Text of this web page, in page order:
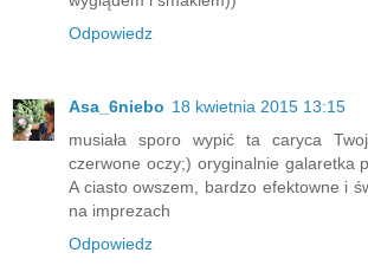
Odpowiedz
Asa_6niebo 18 kwietnia 2015 13:15
musiała sporo wypić ta caryca
czerwone oczy;) oryginalnie galaretka
A ciasto owszem, bardzo efektowne i
na imprezach
Odpowiedz